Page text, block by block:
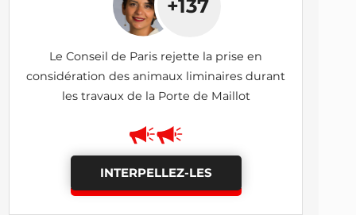
+137
Le Conseil de Paris rejette la prise en
considération des animaux liminaires durant
les travaux de la Porte de Maillot
INTERPELLEZ-LES